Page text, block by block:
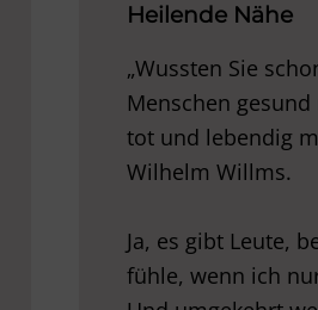
Heilende Nähe
„Wussten Sie
Menschen
tot und lebendig
Wilhelm Willms.
Ja, es gibt Leute,
fühle, wenn ich